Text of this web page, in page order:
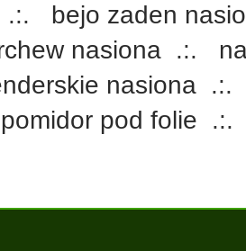
.:. bejo zaden
nasiona .:.
nasiona
pod folie